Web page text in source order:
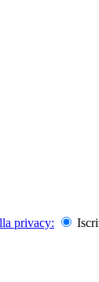
privacy: